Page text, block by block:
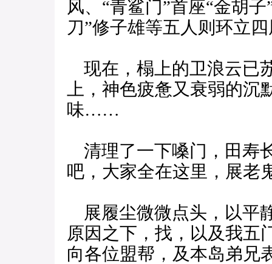
风、“青鲨门”首座“金胡
刀”修子雄等五人则环立
现在，榻上的卫浪云已
上，神色疲惫又衰弱的
味……
清理了一下嗓门，田寿
吧，大家全在这里，展老
展履尘微微点头，以平
原因之下，找，以及我五
向各位盟帮，及本岛弟兄